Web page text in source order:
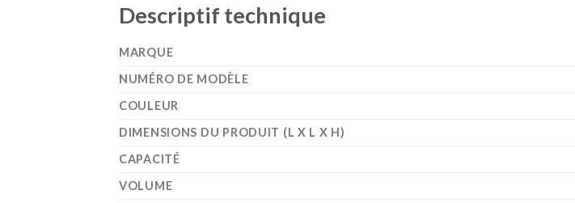
Descriptif technique
MARQUE
NUMÉRO DE MODÈLE
COULEUR
DIMENSIONS DU PRODUIT (L X L X H)
CAPACITÉ
VOLUME